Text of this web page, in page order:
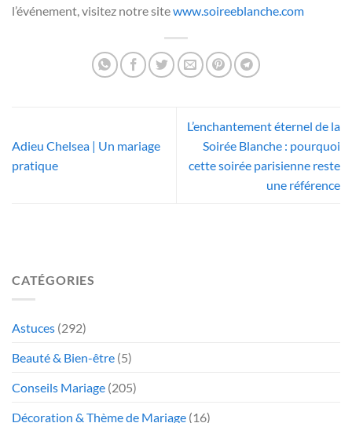
l’événement, visitez notre sitewww.soireeblanche.com
Adieu Chelsea | Un mariage
pratique
L’enchantement éternel de la
Soirée Blanche : pourquoi
cette soirée parisienne reste
une référence
CATÉGORIES
Astuces (292)
Beauté & Bien-être (5)
Conseils Mariage (205)
Décoration & Thème de Mariage (16)